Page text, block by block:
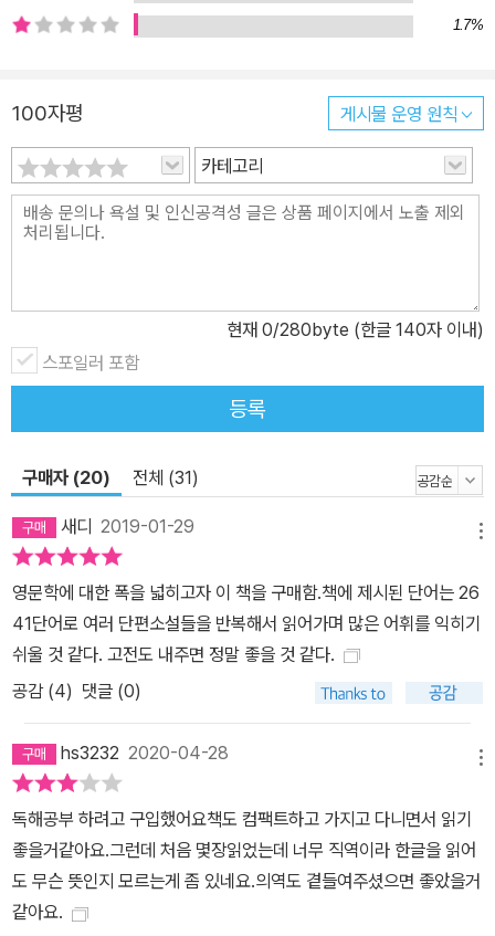
1.7%
100자평 게시물 운영 원칙
카테고리
현재 0/280byte (한글 140자 이내)
스포일러 포함
등록
구매자 (20) 전체 (31)
새디 2019-01-29
영문학에 대한 폭을 넓히고자 이 책을 구매함.책에 제시된 단어는 26
41단어로 여러 단편소설들을 반복해서 읽어가며 많은 어휘를 익히기
쉬울 것 같다. 고전도 내주면 정말 좋을 것 같다.
공감 (4) 댓글 (0)
hs3232 2020-04-28
독해공부 하려고 구입했어요책도 컴팩트하고 가지고 다니면서 읽기
좋을거같아요.그런데 처음 몇장읽었는데 너무 직역이라 한글을 읽어
도 무슨 뜻인지 모르는게 좀 있네요.의역도 곁들여주셨으면 좋았을거
같아요.